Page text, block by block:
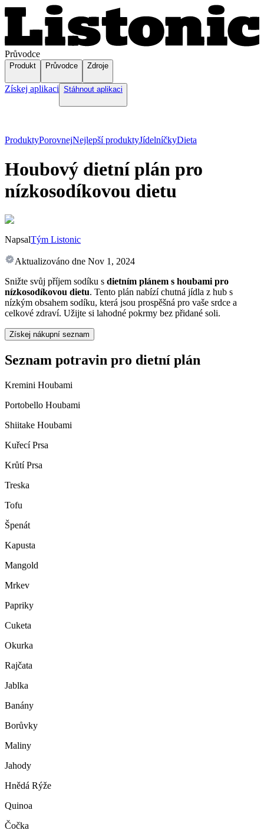
Průvodce
Produkt Průvodce Zdroje
Získej aplikaci Stáhnout aplikaci
ProduktyPorovnejNejlepší produktyJídelníčkyDieta
Houbový dietní plán pro
nízkosodíkovou dietu
NapsalTým Listonic
Aktualizováno dne Nov 1, 2024
Snižte svůj příjem sodíku s dietním plánem s houbami pro
nízkosodíkovou dietu. Tento plán nabízí chutná jídla z hub s
nízkým obsahem sodíku, která jsou prospěšná pro vaše srdce a
celkové zdraví. Užijte si lahodné pokrmy bez přidané soli.
Získej nákupní seznam
Seznam potravin pro dietní plán
Kremini Houbami
Portobello Houbami
Shiitake Houbami
Kuřecí Prsa
Krůtí Prsa
Treska
Tofu
Špenát
Kapusta
Mangold
Mrkev
Papriky
Cuketa
Okurka
Rajčata
Jablka
Banány
Borůvky
Maliny
Jahody
Hnědá Rýže
Quinoa
Čočka